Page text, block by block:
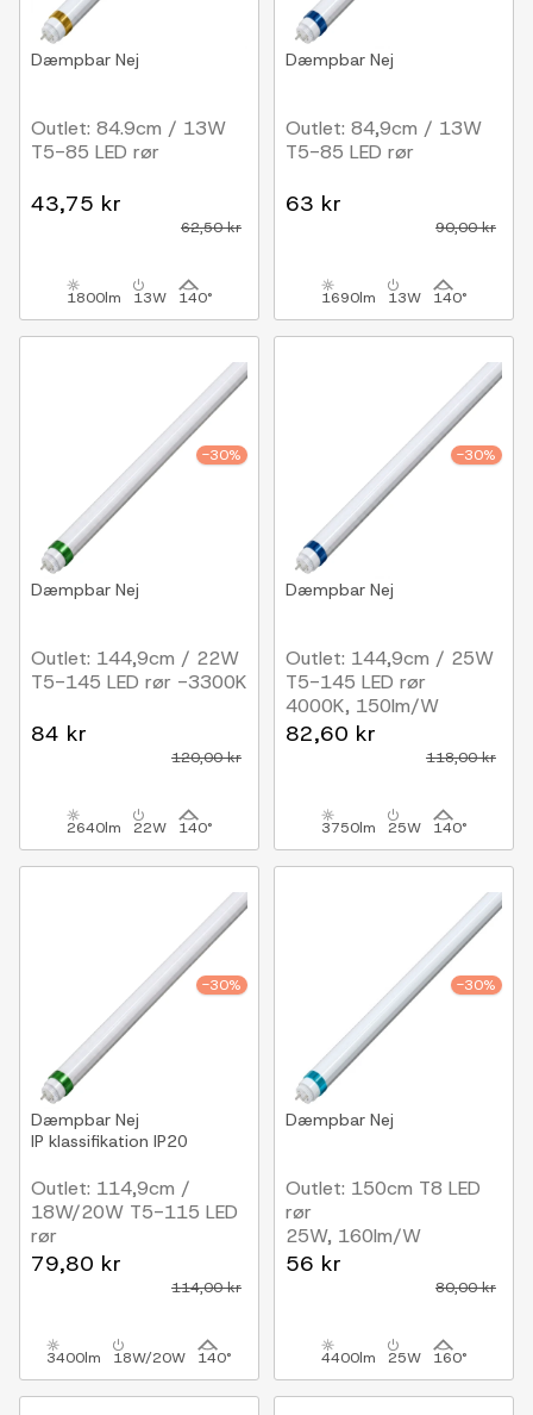
Dæmpbar Nej
Outlet: 84.9cm / 13W
T5-85 LED rør
43,75 kr
62,50 kr
1800lm 13W 140°
Dæmpbar Nej
Outlet: 84,9cm / 13W
T5-85 LED rør
63 kr
90,00 kr
1690lm 13W 140°
-30%
Dæmpbar Nej
Outlet: 144,9cm / 22W
T5-145 LED rør -3300K
84 kr
120,00 kr
2640lm 22W 140°
-30%
Dæmpbar Nej
Outlet: 144,9cm / 25W
T5-145 LED rør
4000K, 150lm/W
82,60 kr
118,00 kr
3750lm 25W 140°
-30%
Dæmpbar Nej
IP klassifikation IP20
Outlet: 114,9cm /
18W/20W T5-115 LED
rør
3300K, 170m/W
79,80 kr
114,00 kr
3400lm 18W/20W 140°
-30%
Dæmpbar Nej
Outlet: 150cm T8 LED
rør
25W, 160lm/W
56 kr
80,00 kr
4400lm 25W 160°